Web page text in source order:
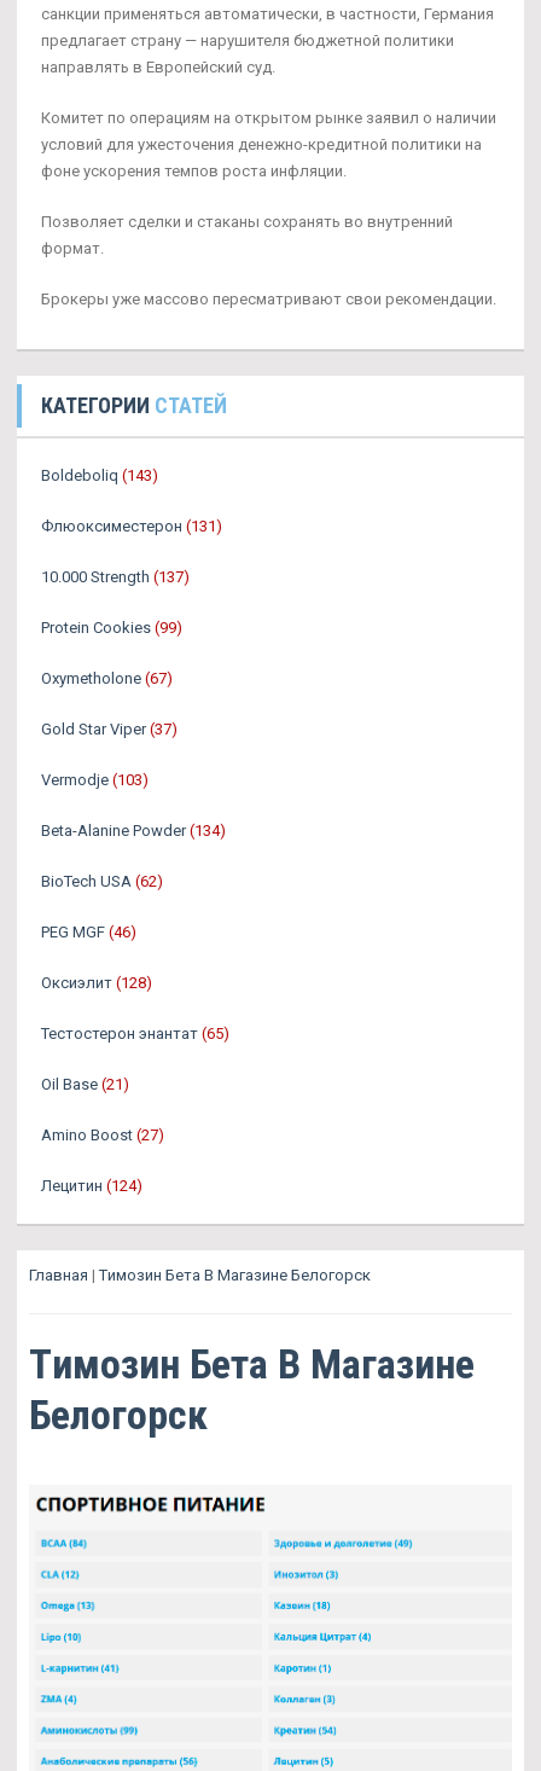
санкции применяться автоматически, в частности, Германия
предлагает страну — нарушителя бюджетной политики
направлять в Европейский суд.
Комитет по операциям на открытом рынке заявил о наличии
условий для ужесточения денежно-кредитной политики на
фоне ускорения темпов роста инфляции.
Позволяет сделки и стаканы сохранять во внутренний
формат.
Брокеры уже массово пересматривают свои рекомендации.
КАТЕГОРИИ СТАТЕЙ
Boldeboliq (143)
Флюоксиместерон (131)
10.000 Strength (137)
Protein Cookies (99)
Oxymetholone (67)
Gold Star Viper (37)
Vermodje (103)
Beta-Alanine Powder (134)
BioTech USA (62)
PEG MGF (46)
Оксиэлит (128)
Тестостерон энантат (65)
Oil Base (21)
Amino Boost (27)
Лецитин (124)
Главная |Tимозин Бета В Магазине Белогорск
Tимозин Бета В Магазине
Белогорск